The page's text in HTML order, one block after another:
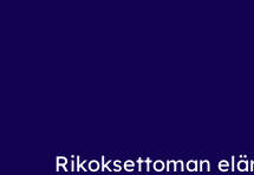
Rikoksettoman